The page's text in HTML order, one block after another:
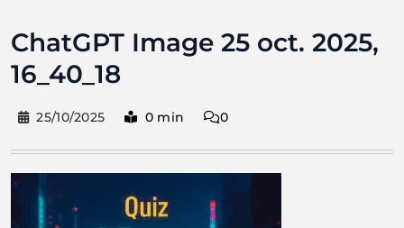
ChatGPT Image 25 oct. 2025,
16_40_18
25/10/2025 0 min 0